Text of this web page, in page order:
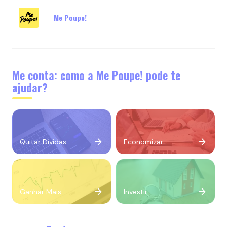
Me Poupe!
Me conta: como a Me Poupe! pode te
ajudar?
Quitar Dívidas Economizar
Ganhar Mais Investir